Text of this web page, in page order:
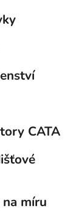
CATA
míru